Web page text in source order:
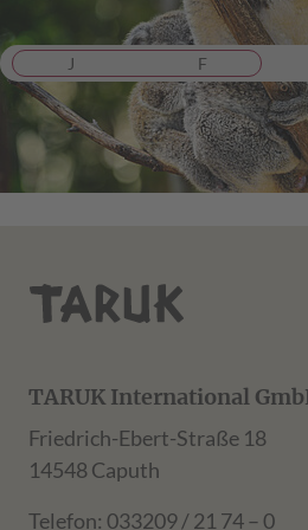
ab 12.999,00 €inkl. Flug
J
F
TARUK International
Friedrich-Ebert-Straße 18
14548 Caputh
Telefon: 033209 / 21 74 – 0